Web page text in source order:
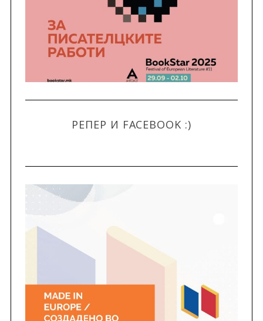
РЕПЕР И FACEBOOK :)